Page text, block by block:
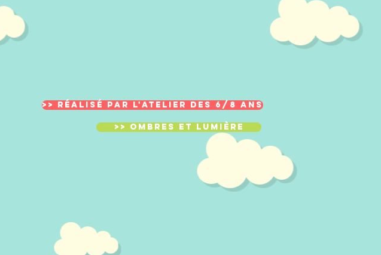
>> Réalisé par l'atelier des 6/8 ans
>> Ombres et Lumière